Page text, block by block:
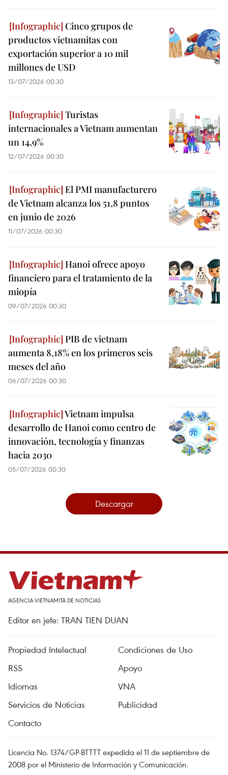
Cinco grupos de
productos vietnamitas con
exportación superior a 10 mil
millones de USD
13/07/2026 00:30
Turistas
internacionales a Vietnam aumentan
un 14,9%
12/07/2026 00:30
El PMI manufacturero
de Vietnam alcanza los 51,8 puntos
en junio de 2026
11/07/2026 00:30
Hanoi ofrece apoyo
financiero para el tratamiento de la
miopía
09/07/2026 00:30
PIB de vietnam
aumenta 8,18% en los primeros seis
meses del año
06/07/2026 00:30
Vietnam impulsa
desarrollo de Hanoi como centro de
innovación, tecnología y finanzas
hacia 2030
05/07/2026 00:30
Descargar
AGENCIA VIETNAMITA DE NOTICIAS
Editor en jefe: TRAN TIEN DUAN
Propiedad Intelectual
Condiciones de Uso
RSS
Apoyo
Idiomas
VNA
Servicios de Noticias
Publicidad
Contacto
Licencia No. 1374/GP-BTTTT expedida el 11 de septiembre de
2008 por el Ministerio de Información y Comunicación.